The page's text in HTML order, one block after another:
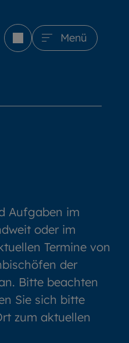
Menü
Aufgaben im
oder im
Termine von
der
Bitte beachten
Sie sich bitte
zum aktuellen